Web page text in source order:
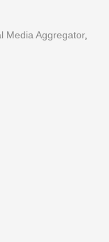
Media Aggregator,